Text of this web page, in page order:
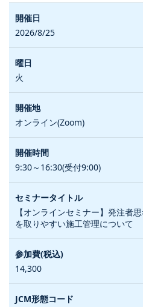
2026/8/25
火
オンライン(Zoom)
9:30～16:30(受付9:00)
【オンラインセミナー】発注者
を取りやすい施工管理について
14,300